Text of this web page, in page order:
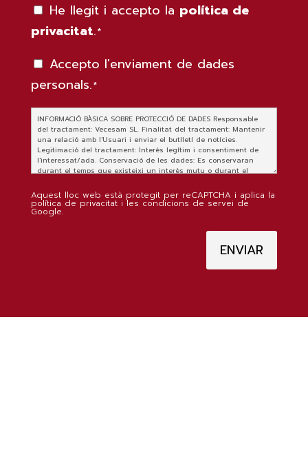
Política
de
*
He llegit i accepto la política de
privacitat.*
Enviament
legal
*
Accepto l'enviament de dades
personals.*
Aquest lloc web està protegit per reCAPTCHA i aplica la
política de privacitat i les condicions de servei de
Google.